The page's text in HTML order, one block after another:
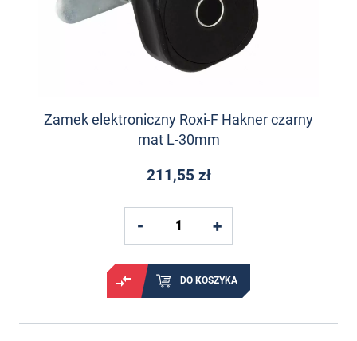
Zamek elektroniczny Roxi-F Hakner czarny
mat L-30mm
211,55 zł
DO KOSZYKA